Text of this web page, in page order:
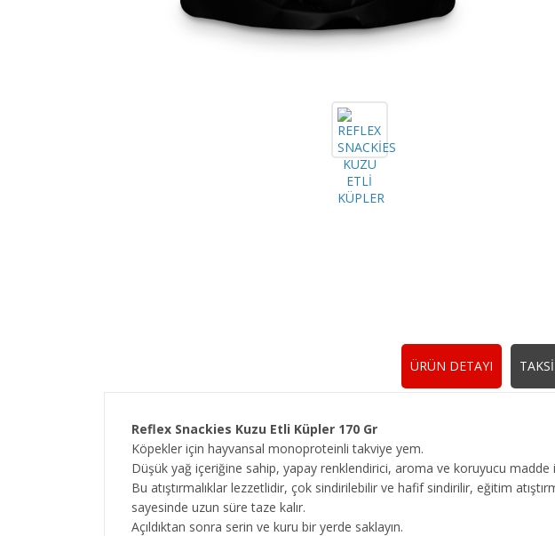
ÜRÜN DETAYI
Reflex Snackies Kuzu Etli Küpler 170 Gr
Köpekler için hayvansal monoproteinli takviye yem.
Düşük yağ içeriğine sahip, yapay renklendirici, aroma ve koruyucu
Bu atıştırmalıklar lezzetlidir, çok sindirilebilir ve hafif sindirilir, eğitim
sayesinde uzun süre taze kalır.
Açıldıktan sonra serin ve kuru bir yerde saklayın.